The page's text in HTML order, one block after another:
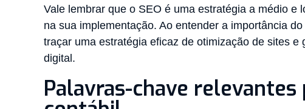
Vale lembrar que o SEO é uma estratégia a médio
na sua implementação. Ao entender a importância
traçar uma estratégia eficaz de otimização de sites
digital.
Palavras-chave relevantes